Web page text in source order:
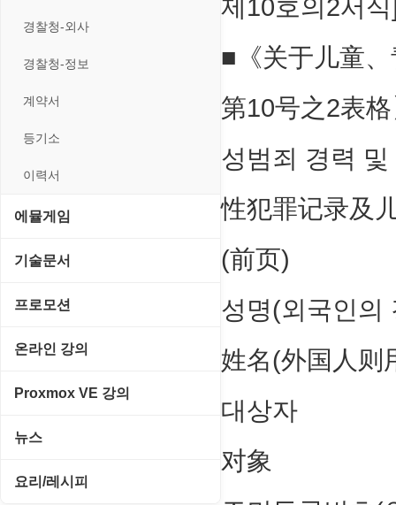
경찰청-외사
경찰청-정보
계약서
등기소
이력서
에뮬게임
Emulator(게임실행기)
오락실게임
휴대용게임
기술문서
C#, .NET, Visual Studio
JavaScript
MacOS/맥북
프로모션
고정아이피.net
엔탑프로(NTOPPRO)
온라인 강의
PHP - 고급
Proxmox VE 강의
I. Proxmox VE 기본 환경 구축
뉴스
IT/보안
요리/레시피
제10호의2서
■《关于儿童
第10号之2表
성범죄 경력
性犯罪记录及
(前页)
성명(외국인의
姓名(外国人则
대상자
对象